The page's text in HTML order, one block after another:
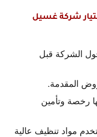
شركة غسيل
الشركة قبل
المقدمة.
رخصة وتأمين
مواد تنظيف عالية